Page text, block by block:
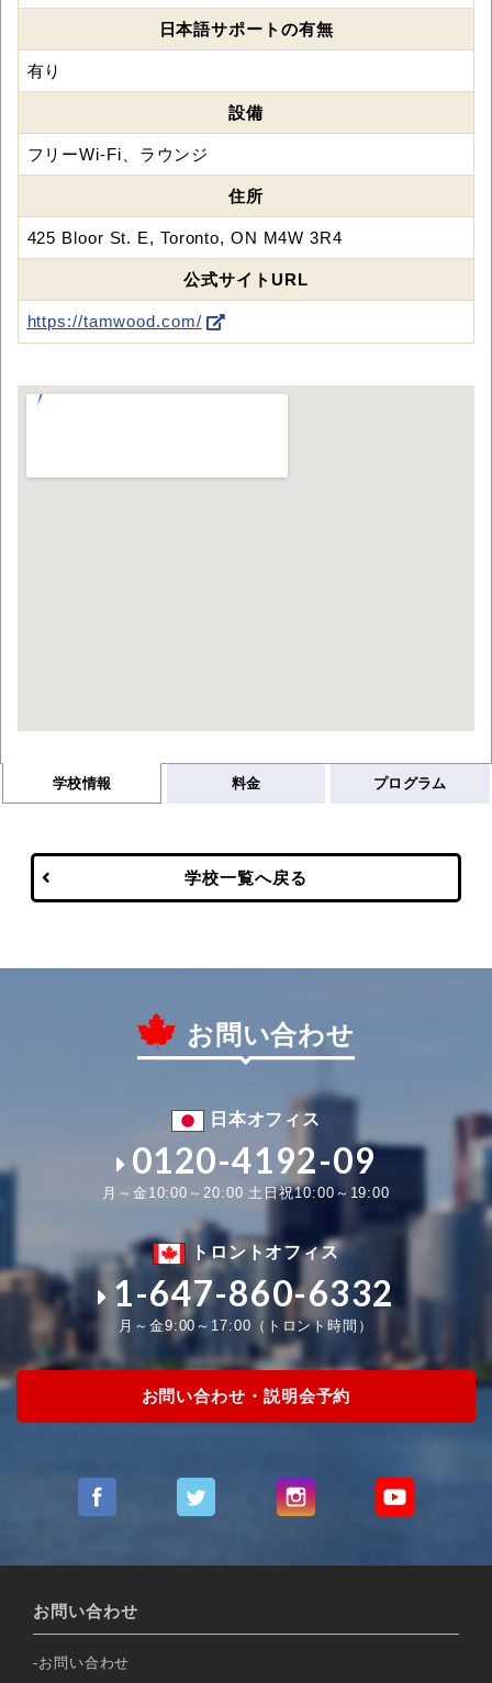
日本語サポートの有無
有り
設備
フリーWi-Fi、ラウンジ
住所
425 Bloor St. E, Toronto, ON M4W 3R4
公式サイトURL
https://tamwood.com/
学校情報 料金 プログラム
学校一覧へ戻る
お問い合わせ
日本オフィス
0120-4192-09
月～金10:00～20:00 土日祝10:00～19:00
トロントオフィス
1-647-860-6332
月～金9:00～17:00（トロント時間）
お問い合わせ・説明会予約
お問い合わせ
お問い合わせ